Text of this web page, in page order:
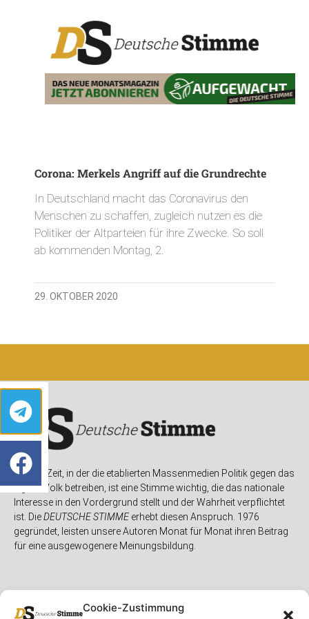
Cookie-Zustimmung
Corona: Merkels Angriff auf die Grundrechte
In Deutschland macht das Coronavirus den
Menschen zu schaffen, zugleich nutzen es die
Politiker der Altparteien für ihre Zwecke. So soll
ab kommenden Montag, 2.
29. OKTOBER 2020
In einer Zeit, in der die etablierten Massenmedien Politik gegen das
eigene Volk betreiben, ist eine Stimme wichtig, die das nationale
Interesse in den Vordergrund stellt und der Wahrheit verpflichtet
ist. DieDEUTSCHE STIMMEerhebt diesen Anspruch. 1976
gegründet, leisten unsere Autoren Monat für Monat ihren Beitrag
für eine ausgewogenere Meinungsbildung.